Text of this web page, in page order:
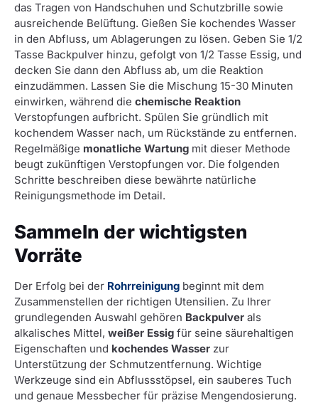
das Tragen von Handschuhen und Schutzbrille sowie
ausreichende Belüftung. Gießen Sie kochendes Wasser
in den Abfluss, um Ablagerungen zu lösen. Geben Sie 1/2
Tasse Backpulver hinzu, gefolgt von 1/2 Tasse Essig, und
decken Sie dann den Abfluss ab, um die Reaktion
einzudämmen. Lassen Sie die Mischung 15-30 Minuten
einwirken, während die chemische Reaktion
Verstopfungen aufbricht. Spülen Sie gründlich mit
kochendem Wasser nach, um Rückstände zu entfernen.
Regelmäßige monatliche Wartung mit dieser Methode
beugt zukünftigen Verstopfungen vor. Die folgenden
Schritte beschreiben diese bewährte natürliche
Reinigungsmethode im Detail.
Sammeln der wichtigsten
Vorräte
Der Erfolg bei der Rohrreinigung beginnt mit dem
Zusammenstellen der richtigen Utensilien. Zu Ihrer
grundlegenden Auswahl gehören Backpulver als
alkalisches Mittel, weißer Essig für seine säurehaltigen
Eigenschaften und kochendes Wasser zur
Unterstützung der Schmutzentfernung. Wichtige
Werkzeuge sind ein Abflussstöpsel, ein sauberes Tuch
und genaue Messbecher für präzise Mengendosierung.